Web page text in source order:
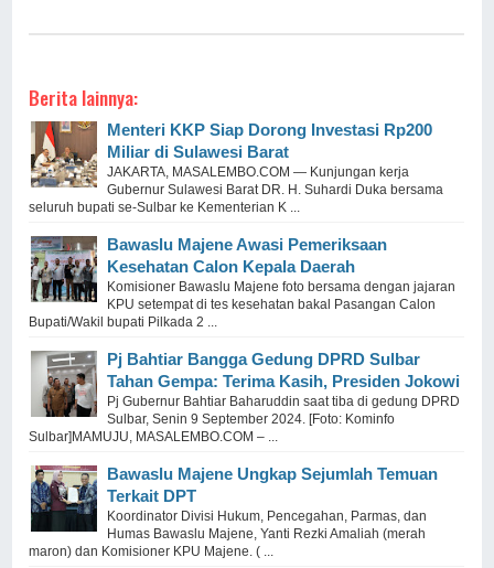
Berita lainnya:
Menteri KKP Siap Dorong Investasi Rp200
Miliar di Sulawesi Barat
JAKARTA, MASALEMBO.COM — Kunjungan kerja
Gubernur Sulawesi Barat DR. H. Suhardi Duka bersama
seluruh bupati se-Sulbar ke Kementerian K ...
Bawaslu Majene Awasi Pemeriksaan
Kesehatan Calon Kepala Daerah
Komisioner Bawaslu Majene foto bersama dengan jajaran
KPU setempat di tes kesehatan bakal Pasangan Calon
Bupati/Wakil bupati Pilkada 2 ...
Pj Bahtiar Bangga Gedung DPRD Sulbar
Tahan Gempa: Terima Kasih, Presiden Jokowi
Pj Gubernur Bahtiar Baharuddin saat tiba di gedung DPRD
Sulbar, Senin 9 September 2024. [Foto: Kominfo
Sulbar]MAMUJU, MASALEMBO.COM – ...
Bawaslu Majene Ungkap Sejumlah Temuan
Terkait DPT
Koordinator Divisi Hukum, Pencegahan, Parmas, dan
Humas Bawaslu Majene, Yanti Rezki Amaliah (merah
maron) dan Komisioner KPU Majene. ( ...